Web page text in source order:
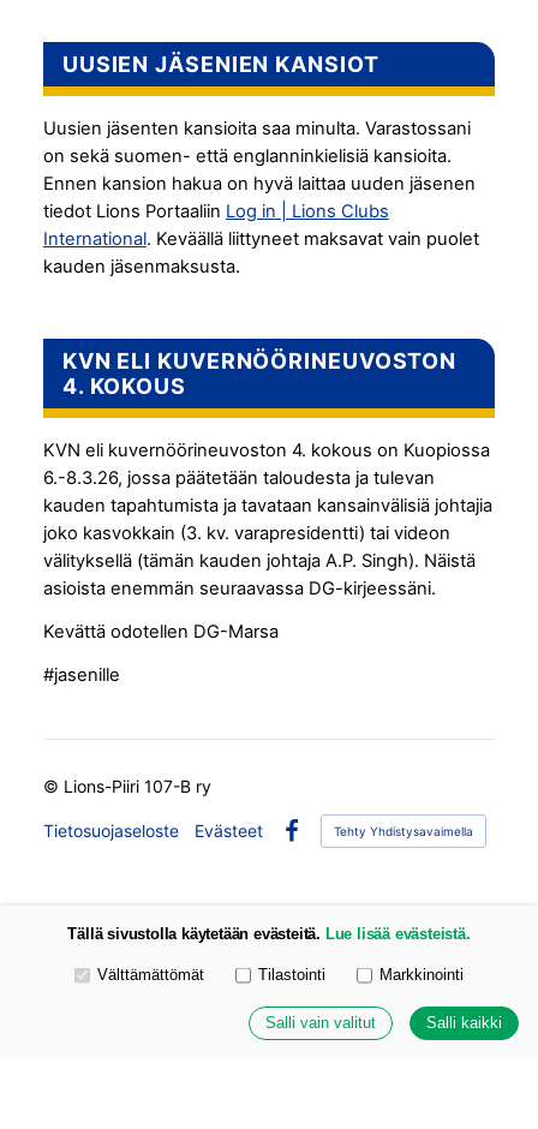
UUSIEN JÄSENIEN KANSIOT
Uusien jäsenten kansioita saa minulta. Varastossani
on sekä suomen- että englanninkielisiä kansioita.
Ennen kansion hakua on hyvä laittaa uuden jäsenen
tiedot Lions Portaaliin Log in | Lions Clubs
International. Keväällä liittyneet maksavat vain puolet
kauden jäsenmaksusta.
KVN ELI KUVERNÖÖRINEUVOSTON
4. KOKOUS
KVN eli kuvernöörineuvoston 4. kokous on Kuopiossa
6.-8.3.26, jossa päätetään taloudesta ja tulevan
kauden tapahtumista ja tavataan kansainvälisiä johtajia
joko kasvokkain (3. kv. varapresidentti) tai videon
välityksellä (tämän kauden johtaja A.P. Singh). Näistä
asioista enemmän seuraavassa DG-kirjeessäni.
Kevättä odotellen DG-Marsa
#jasenille
© Lions-Piiri 107-B ry
Tietosuojaseloste
Evästeet
Facebook
Tehty Yhdistysavaimella
Tällä sivustolla käytetään evästeitä. Lue lisää evästeistä.
Valitse käytettävät evästeet
Välttämättömät Tilastointi Markkinointi
Salli vain valitut Salli kaikki